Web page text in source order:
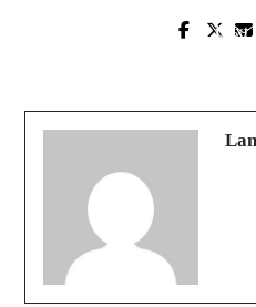
Prev
Next